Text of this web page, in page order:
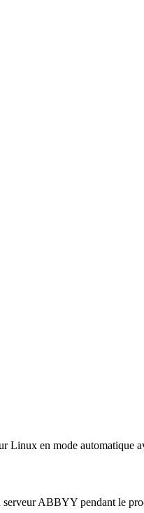
en mode automatique
ABBYY pendant le